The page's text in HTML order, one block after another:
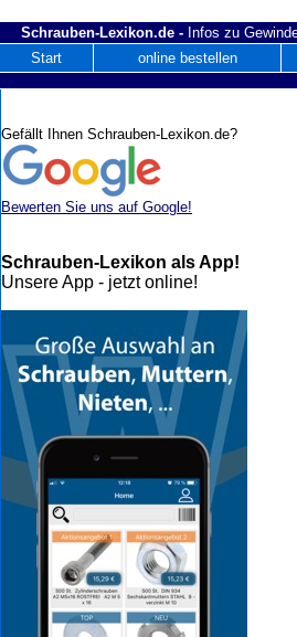
Schrauben-Lexikon.de - Infos zu
Start
online bestellen
Gefällt Ihnen Schrauben-Lexikon.de?
Bewerten Sie uns auf Google!
Schrauben-Lexikon als App!
Unsere App - jetzt online!